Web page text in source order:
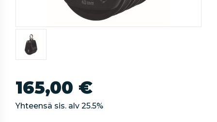
165,00 €
Yhteensä sis. alv 25.5%